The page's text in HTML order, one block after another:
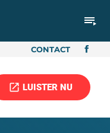
playlist_play
CONTACT
open_in_new LUISTER NU